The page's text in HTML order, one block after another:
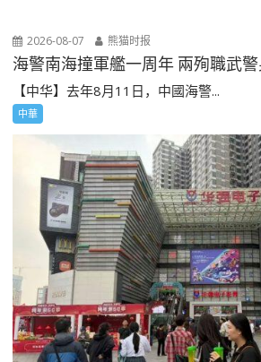
2026-08-07 熊猫时报
海警南海撞軍艦一周年 兩殉職武
【中华】去年8月11日，中國海警...
中華